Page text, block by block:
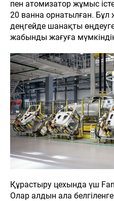
ЖАҢАЛЫҚТАР
пен атомизатор жұмыс
20 ванна орнатылған. Бұл
деңгейде шанақты
жабынды жағуға
Құрастыру цехында үш
Олар алдын ала